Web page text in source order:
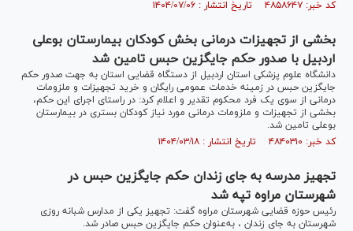
کد خبر: ۴۸۵۸۶۴۷ تاریخ انتشار : ۱۴۰۴/۰۷/۰۶
بخشی از تجهیزات درمانی بخش کودکان بیمارستان بوعلی
اردبیل با صدور حکم جایگزین حبس تامین شد
دانشگاه علوم پزشکی استان اردبیل از دستگاه قضایی استان به جهت صدور حکم
جایگزین حبس در زمینه خدمات عمومی رایگان و خرید تجهیزات و ملزومات
درمانی از سوی یک فرد محکوم تقدیر و اعلام کرد: در راستای اجرای این حکم،
بخشی از تجهیزات و ملزومات درمانی مورد نیاز کودکان بستری در بیمارستان
بوعلی تامین شد.
کد خبر: ۴۸۴۰۳۱۰ تاریخ انتشار : ۱۴۰۴/۰۳/۱۸
تجهیز مدرسه به جای زندان حکم جایگزین حبس در
شهرستان مراوه تپه شد
رئیس حوزه قضایی شهرستان مراوه گفت: تجهیز یکی از مدارس شبانه روزی
شهرستان به جای زندان ، به‌عنوان حکم جایگزین حبس صادر شد.